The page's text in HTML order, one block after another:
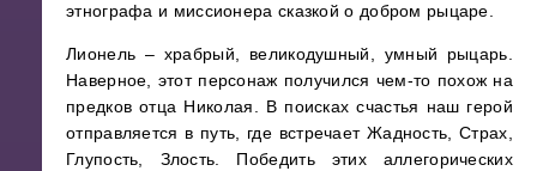
этнографа и миссионера сказкой о добром рыцаре.
Лионель – храбрый, великодушный, умный рыцарь.
Наверное, этот персонаж получился чем-то похож на
предков отца Николая. В поисках счастья наш герой
отправляется в путь, где встречает Жадность, Страх,
Глупость, Злость. Победить этих аллегорических